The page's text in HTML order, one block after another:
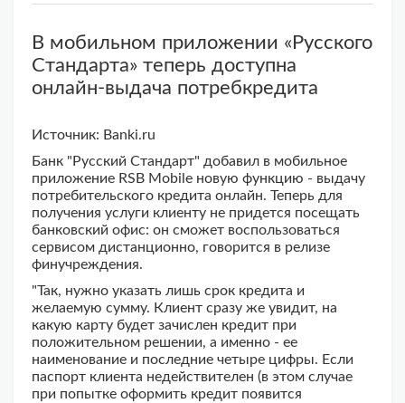
В мобильном приложении «Русского
Стандарта» теперь доступна
онлайн-выдача потребкредита
Источник: Banki.ru
Банк "Русский Стандарт" добавил в мобильное
приложение RSB Mobile новую функцию - выдачу
потребительского кредита онлайн. Теперь для
получения услуги клиенту не придется посещать
банковский офис: он сможет воспользоваться
сервисом дистанционно, говорится в релизе
финучреждения.
"Так, нужно указать лишь срок кредита и
желаемую сумму. Клиент сразу же увидит, на
какую карту будет зачислен кредит при
положительном решении, а именно - ее
наименование и последние четыре цифры. Если
паспорт клиента недействителен (в этом случае
при попытке оформить кредит появится